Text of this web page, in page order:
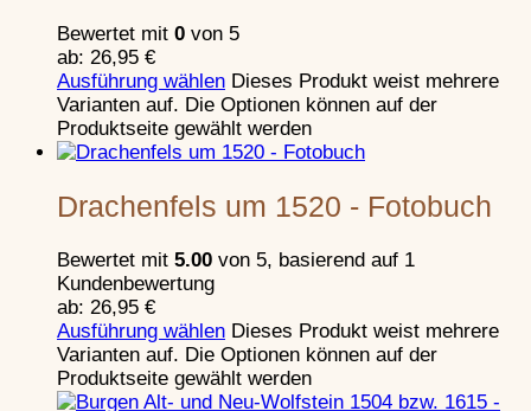
Burgenbau in der Pfalz
Über das Recht, Burgen zu bauen
Zur Burgbautechnik im Mittelalter
Burgtypen
Sonderform: Die Ganerbenburg
Fliehburg als “frühe” Befestigungsform
Die Burg in der Stauferzeit
Ausbau zur “Kanonenburg”
Logbuch der Zerstörung von Burgen
Bauelemente Burg
Schließen
Bewertet mit 0 von 5
ab: 26,95 €
Ausführung wählen Dieses Produkt weist mehrere
Varianten auf. Die Optionen können auf der
Produktseite gewählt werden
Drachenfels um 1520 - Fotobuch
Bewertet mit 5.00 von 5, basierend auf 1
Kundenbewertung
ab: 26,95 €
Ausführung wählen Dieses Produkt weist mehrere
Varianten auf. Die Optionen können auf der
Produktseite gewählt werden